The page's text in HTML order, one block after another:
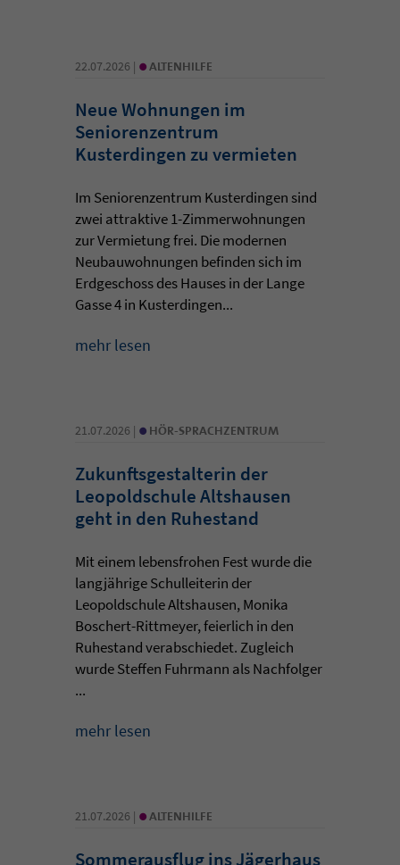
22.07.2026 | • ALTENHILFE
Neue Wohnungen im
Seniorenzentrum
Kusterdingen zu vermieten
Im Seniorenzentrum Kusterdingen sind
zwei attraktive 1-Zimmerwohnungen
zur Vermietung frei. Die modernen
Neubauwohnungen befinden sich im
Erdgeschoss des Hauses in der Lange
Gasse 4 in Kusterdingen...
mehr lesen
21.07.2026 | • HÖR-SPRACHZENTRUM
Zukunftsgestalterin der
Leopoldschule Altshausen
geht in den Ruhestand
Mit einem lebensfrohen Fest wurde die
langjährige Schulleiterin der
Leopoldschule Altshausen, Monika
Boschert-Rittmeyer, feierlich in den
Ruhestand verabschiedet. Zugleich
wurde Steffen Fuhrmann als Nachfolger
...
mehr lesen
21.07.2026 | • ALTENHILFE
Sommerausflug ins Jägerhaus